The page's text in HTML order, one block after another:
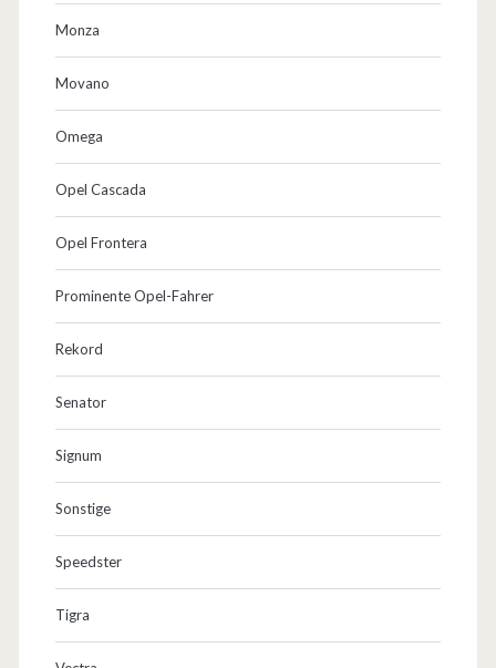
Monza
Movano
Omega
Opel Cascada
Opel Frontera
Prominente Opel-Fahrer
Rekord
Senator
Signum
Sonstige
Speedster
Tigra